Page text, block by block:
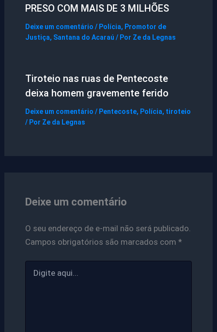
PRESO COM MAIS DE 3 MILHÕES
Deixe um comentário / Polícia, Promotor de
Justiça, Santana do Acaraú / Por Ze da Legnas
Tiroteio nas ruas de Pentecoste
deixa homem gravemente ferido
Deixe um comentário / Pentecoste, Polícia, tiroteio
/ Por Ze da Legnas
Deixe um comentário
O seu endereço de e-mail não será publicado.
Campos obrigatórios são marcados com *
aqui...